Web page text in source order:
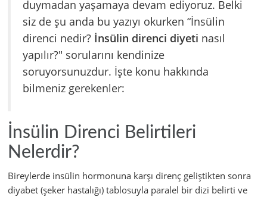
duymadan yaşamaya devam ediyoruz. Belki
siz de şu anda bu yazıyı okurken “İnsülin
direnci nedir? İnsülin direnci diyeti nasıl
yapılır?" sorularını kendinize
soruyorsunuzdur. İşte konu hakkında
bilmeniz gerekenler:
İnsülin Direnci Belirtileri
Nelerdir?
Bireylerde insülin hormonuna karşı direnç geliştikten sonra
diyabet (şeker hastalığı) tablosuyla paralel bir dizi belirti ve